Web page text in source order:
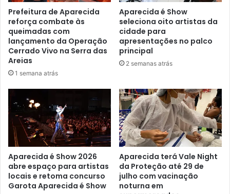
Prefeitura de Aparecida
reforça combate às
queimadas com
lançamento da Operação
Cerrado Vivo na Serra das
Areias
1 semana atrás
Aparecida é Show
seleciona oito artistas da
cidade para
apresentações no palco
principal
2 semanas atrás
Aparecida é Show 2026
abre espaço para artistas
locais e retoma concurso
Garota Aparecida é Show
Aparecida terá Vale Night
da Proteção até 29 de
julho com vacinação
noturna em